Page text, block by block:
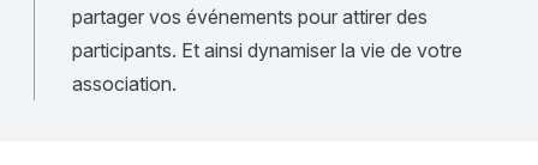
partager vos événements pour attirer des
participants. Et ainsi dynamiser la vie de votre
association.